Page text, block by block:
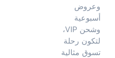
وعروض
أسبوعية
وشحن VIP،
لتكون رحلة
تسوق مثالية